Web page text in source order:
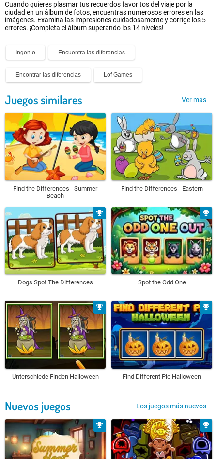
Cuando quieres plasmar tus recuerdos favoritos del viaje por la
ciudad en un álbum de fotos, encuentras numerosos errores en las
imágenes. Examina las impresiones cuidadosamente y corrige los 5
errores. ¡Completa el álbum superando los 14 niveles!
Ingenio Encuentra las diferencias
Encontrar las diferencias Lof Games
Juegos similares Ver más
Find the Differences - Summer
Beach
Find the Differences - Eastern
Dogs Spot The Differences Spot the Odd One
Unterschiede Finden Halloween Find Different Pic Halloween
Nuevos juegos Los juegos más nuevos